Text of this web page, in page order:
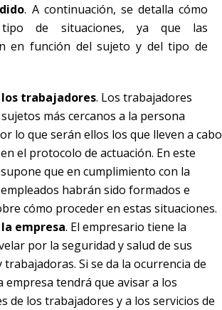
. A continuación, se detalla cómo
de situaciones, ya que las
en función del sujeto y del tipo de
trabajadores. Los trabajadores
más cercanos a la persona
lo que serán ellos los que lleven a cabo
el protocolo de actuación. En este
que en cumplimiento con la
habrán sido formados e
cómo proceder en estas situaciones.
empresa. El empresario tiene la
por la seguridad y salud de sus
Si se da la ocurrencia de
empresa tendrá que avisar a los
de los trabajadores y a los servicios de